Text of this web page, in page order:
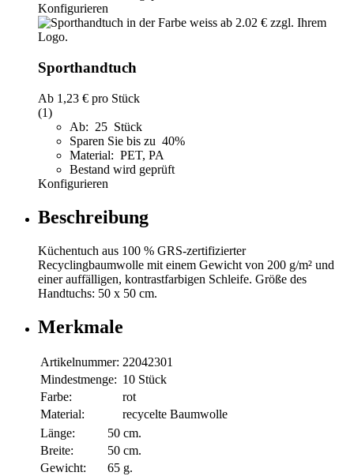
Konfigurieren
Sporthandtuch
Ab 1,23 € pro Stück
(1)
Ab: 25 Stück
Sparen Sie bis zu 40%
Material: PET, PA
Bestand wird geprüft
Konfigurieren
Beschreibung
Küchentuch aus 100 % GRS-zertifizierter
Recyclingbaumwolle mit einem Gewicht von 200 g/m² und
einer auffälligen, kontrastfarbigen Schleife. Größe des
Handtuchs: 50 x 50 cm.
Merkmale
Artikelnummer: 22042301
Mindestmenge: 10 Stück
Farbe:
rot
Material:
recycelte Baumwolle
Länge:
50 cm.
Breite:
50 cm.
Gewicht:
65 g.